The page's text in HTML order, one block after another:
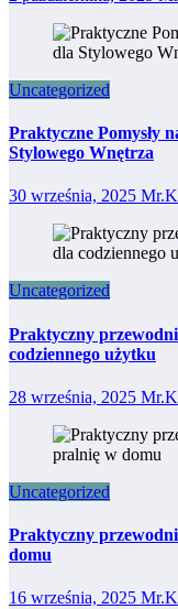
Uncategorized
Praktyczne Pomysły
Stylowego Wnętrza
30 września, 2025
Uncategorized
Praktyczny
codziennego użytku
28 września, 2025
Uncategorized
Praktyczny
domu
16 września, 2025